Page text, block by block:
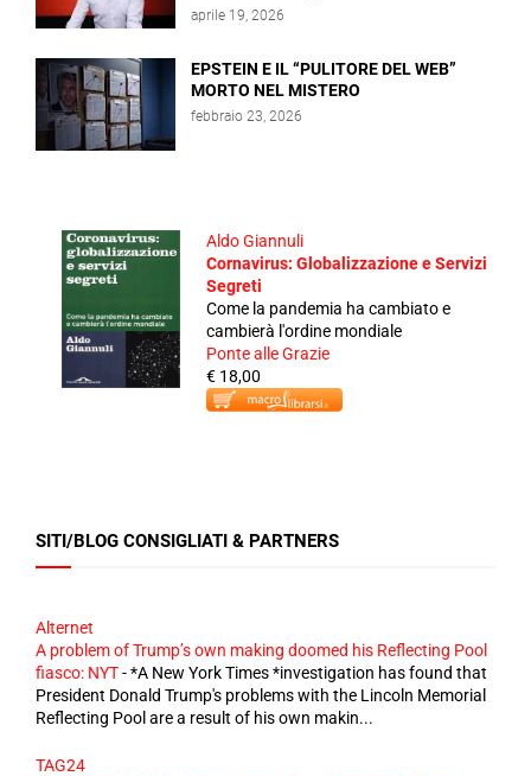
aprile 19, 2026
EPSTEIN E IL “PULITORE DEL WEB”
MORTO NEL MISTERO
febbraio 23, 2026
Aldo Giannuli
Cornavirus: Globalizzazione e Servizi
Segreti
Come la pandemia ha cambiato e
cambierà l'ordine mondiale
Ponte alle Grazie
€ 18,00
SITI/BLOG CONSIGLIATI & PARTNERS
Alternet
A problem of Trump’s own making doomed his Reflecting Pool
fiasco: NYT-*A New York Times *investigation has found that
President Donald Trump's problems with the Lincoln Memorial
Reflecting Pool are a result of his own makin...
TAG24